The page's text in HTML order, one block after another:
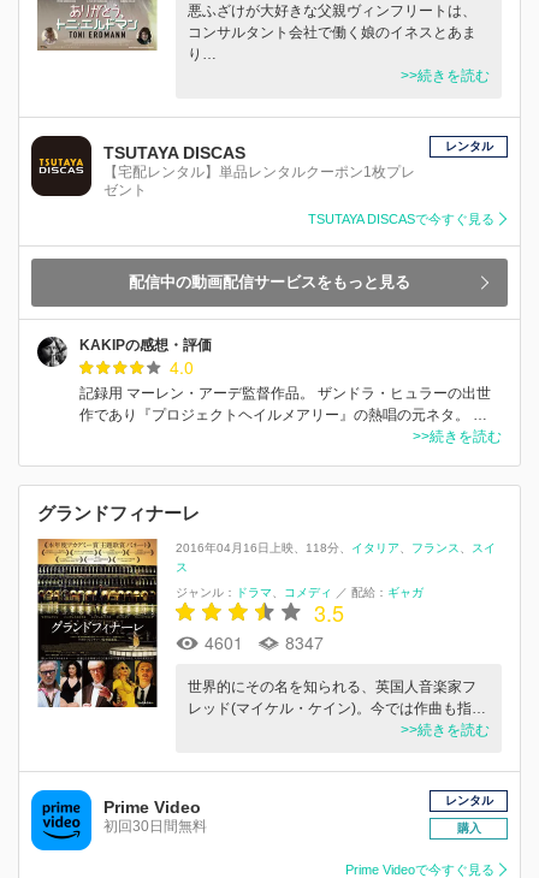
悪ふざけが大好きな父親ヴィンフリートは、
コンサルタント会社で働く娘のイネスとあま
り…
>>続きを読む
TSUTAYA DISCAS
【宅配レンタル】単品レンタルクーポン1枚プレ
ゼント
レンタル
TSUTAYA DISCASで今すぐ見る
配信中の動画配信サービスをもっと見る
KAKIPの感想・評価
4.0
記録用 マーレン・アーデ監督作品。 ザンドラ・ヒュラーの出世
作であり『プロジェクトヘイルメアリー』の熱唱の元ネタ。 …
>>続きを読む
グランドフィナーレ
2016年04月16日上映 118分 イタリア フランス
スイ
ス
ジャンル：
ドラマ コメディ ／ 配給： ギャガ
3.5
4601 8347
世界的にその名を知られる、英国人音楽家フ
レッド(マイケル・ケイン)。今では作曲も指…
>>続きを読む
Prime Video
初回30日間無料
レンタル
購入
Prime Videoで今すぐ見る